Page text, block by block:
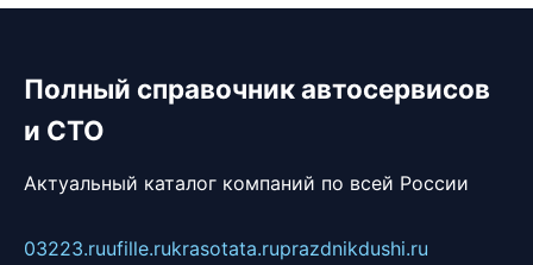
Полный справочник автосервисов
и СТО
Актуальный каталог компаний по всей России
03223.ruufille.rukrasotata.ruprazdnikdushi.ru